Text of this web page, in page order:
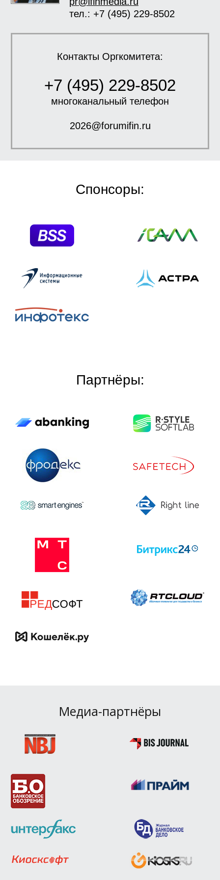
тел.: +7 (495) 229-8502
Контакты Оргкомитета:
+7 (495) 229-8502
многоканальный телефон
2026@forumifin.ru
Спонсоры:
Партнёры:
Медиа-партнёры